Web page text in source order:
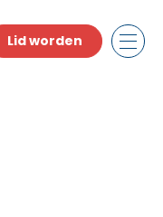
Lid worden